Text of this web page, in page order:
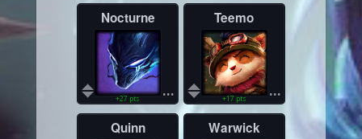
Nocturne
...
+27 pts
Teemo
...
+17 pts
Quinn Warwick